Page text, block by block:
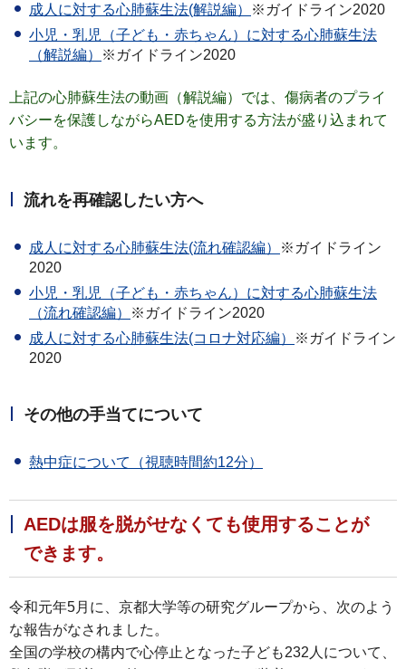
成人に対する心肺蘇生法(解説編）
※ガイドライン2020
小児・乳児（子ども・赤ちゃん）に対する心肺蘇生法
（解説編）
※ガイドライン2020
上記の心肺蘇生法の動画（解説編）では、傷病者のプライ
バシーを保護しながらAEDを使用する方法が盛り込まれて
います。
流れを再確認したい方へ
成人に対する心肺蘇生法(流れ確認編）
※ガイドライン
2020
小児・乳児（子ども・赤ちゃん）に対する心肺蘇生法
（流れ確認編）
※ガイドライン2020
成人に対する心肺蘇生法(コロナ対応編）
※ガイドライン
2020
その他の手当てについて
熱中症について（視聴時間約12分）
AEDは服を脱がせなくても使用することが
できます。
令和元年5月に、京都大学等の研究グループから、次のよう
な報告がなされました。
全国の学校の構内で心停止となった子ども232人について、